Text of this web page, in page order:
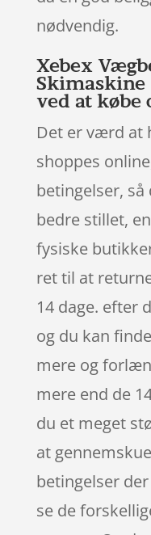
nødvendig.
Xebex
Skimaskine
ved at købe
Det er værd at
shoppes
betingelser,
bedre stillet,
fysiske
ret til at
14 dage. efter
og du kan
mere og
mere end de
du et meget
at
betingelser
se de